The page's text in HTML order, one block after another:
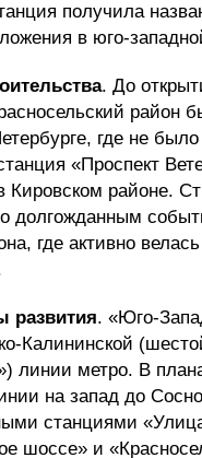
получила
в юго-
. До
район
где не
«Проспект
Кировском районе.
долгожданным
где активно
развития. «Юго-
Калининской
линии метро. В
на запад до
станциями
шоссе» и